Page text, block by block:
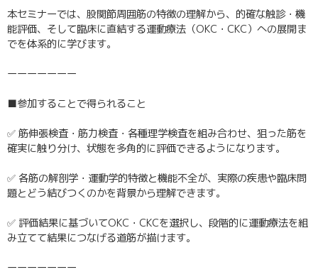
本セミナーでは、股関節周囲筋の特徴の理解から、的確な触診・機
能評価、そして臨床に直結する運動療法（OKC・CKC）への展開ま
でを体系的に学びます。
ーーーーーーー
■参加することで得られること
✅ 筋伸張検査・筋力検査・各種理学検査を組み合わせ、狙った筋を
確実に触り分け、状態を多角的に評価できるようになります。
✅ 各筋の解剖学・運動学的特徴と機能不全が、実際の疾患や臨床問
題とどう結びつくのかを背景から理解できます。
✅ 評価結果に基づいてOKC・CKCを選択し、段階的に運動療法を組
み立てて結果につなげる道筋が描けます。
ーーーーーーー